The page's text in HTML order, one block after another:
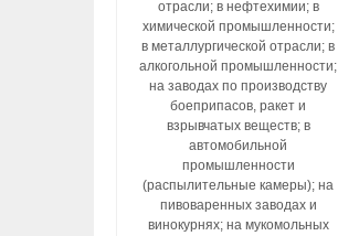
отрасли; в нефтехимии; в
химической промышленности;
в металлургической отрасли; в
алкогольной промышленности;
на заводах по производству
боеприпасов, ракет и
взрывчатых веществ; в
автомобильной
промышленности
(распылительные камеры); на
пивоваренных заводах и
винокурнях; на мукомольных